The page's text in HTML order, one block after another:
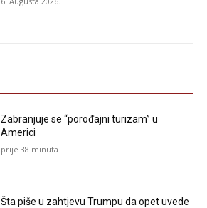
Zabranjuje se “porođajni turizam” u
Americi
prije 38 minuta
Šta piše u zahtjevu Trumpu da opet uvede